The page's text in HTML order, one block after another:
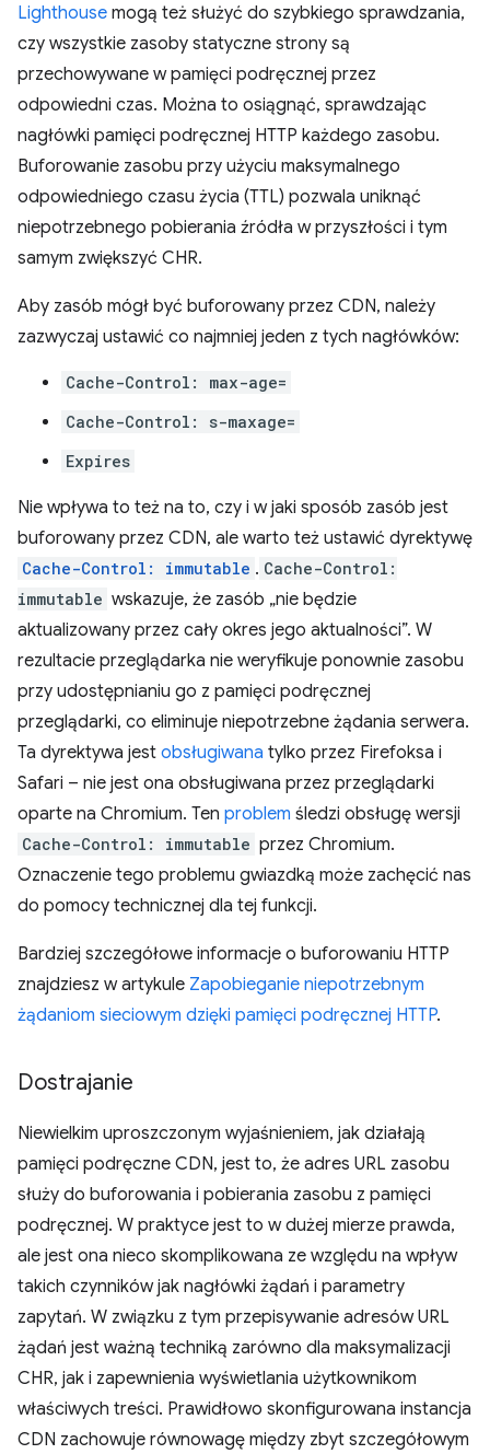
Lighthouse mogą też służyć do szybkiego sprawdzania,
czy wszystkie zasoby statyczne strony są
przechowywane w pamięci podręcznej przez
odpowiedni czas. Można to osiągnąć, sprawdzając
nagłówki pamięci podręcznej HTTP każdego zasobu.
Buforowanie zasobu przy użyciu maksymalnego
odpowiedniego czasu życia (TTL) pozwala uniknąć
niepotrzebnego pobierania źródła w przyszłości i tym
samym zwiększyć CHR.
Aby zasób mógł być buforowany przez CDN, należy
zazwyczaj ustawić co najmniej jeden z tych nagłówków:
Cache-Control: max-age=
Cache-Control: s-maxage=
Expires
Nie wpływa to też na to, czy i w jaki sposób zasób jest
buforowany przez CDN, ale warto też ustawić dyrektywę
Cache-Control: immutable . Cache-Control:
immutable wskazuje, że zasób „nie będzie
aktualizowany przez cały okres jego aktualności”. W
rezultacie przeglądarka nie weryfikuje ponownie zasobu
przy udostępnianiu go z pamięci podręcznej
przeglądarki, co eliminuje niepotrzebne żądania serwera.
Ta dyrektywa jest obsługiwana tylko przez Firefoksa i
Safari – nie jest ona obsługiwana przez przeglądarki
oparte na Chromium. Ten problem śledzi obsługę wersji
Cache-Control: immutable przez Chromium.
Oznaczenie tego problemu gwiazdką może zachęcić nas
do pomocy technicznej dla tej funkcji.
Bardziej szczegółowe informacje o buforowaniu HTTP
znajdziesz w artykule Zapobieganie niepotrzebnym
żądaniom sieciowym dzięki pamięci podręcznej HTTP.
Dostrajanie
Niewielkim uproszczonym wyjaśnieniem, jak działają
pamięci podręczne CDN, jest to, że adres URL zasobu
służy do buforowania i pobierania zasobu z pamięci
podręcznej. W praktyce jest to w dużej mierze prawda,
ale jest ona nieco skomplikowana ze względu na wpływ
takich czynników jak nagłówki żądań i parametry
zapytań. W związku z tym przepisywanie adresów URL
żądań jest ważną techniką zarówno dla maksymalizacji
CHR, jak i zapewnienia wyświetlania użytkownikom
właściwych treści. Prawidłowo skonfigurowana instancja
CDN zachowuje równowagę między zbyt szczegółowym